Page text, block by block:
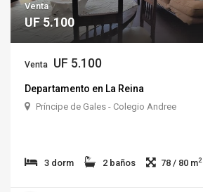
Venta
UF 5.100
Venta UF 5.100
Departamento en La Reina
Príncipe de Gales - Colegio Andree
3 dorm 2 baños 78 / 80 m2